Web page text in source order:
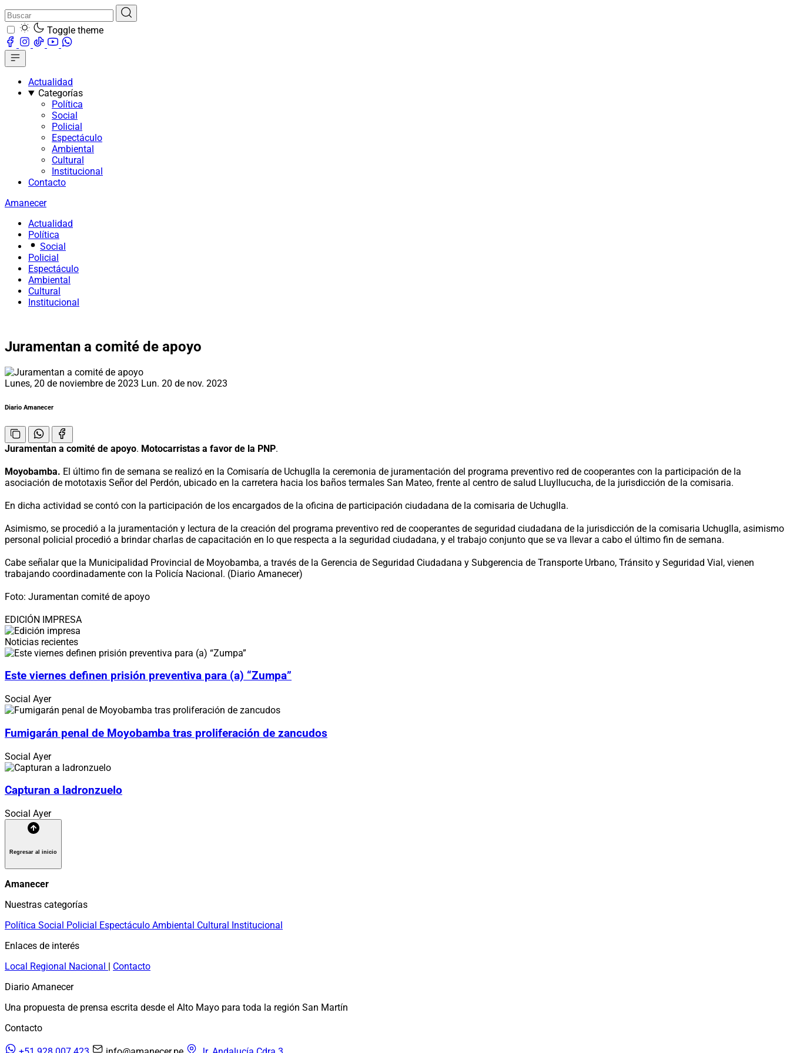
Toggle theme
Actualidad
Categorías
Política
Social
Policial
Espectáculo
Ambiental
Cultural
Institucional
Contacto
Amanecer
Actualidad
Política
Social
Policial
Espectáculo
Ambiental
Cultural
Institucional
Juramentan a comité de apoyo
Lunes, 20 de noviembre de 2023 Lun. 20 de nov. 2023
Diario Amanecer
Juramentan a comité de apoyo. Motocarristas a favor de la PNP.
Moyobamba. El último fin de semana se realizó en la Comisaría de Uchuglla la ceremonia de juramentación del programa preventivo red de cooperantes con la participación de la
asociación de mototaxis Señor del Perdón, ubicado en la carretera hacia los baños termales San Mateo, frente al centro de salud Lluyllucucha, de la jurisdicción de la comisaria.
En dicha actividad se contó con la participación de los encargados de la oficina de participación ciudadana de la comisaria de Uchuglla.
Asimismo, se procedió a la juramentación y lectura de la creación del programa preventivo red de cooperantes de seguridad ciudadana de la jurisdicción de la comisaria Uchuglla, asimismo
personal policial procedió a brindar charlas de capacitación en lo que respecta a la seguridad ciudadana, y el trabajo conjunto que se va llevar a cabo el último fin de semana.
Cabe señalar que la Municipalidad Provincial de Moyobamba, a través de la Gerencia de Seguridad Ciudadana y Subgerencia de Transporte Urbano, Tránsito y Seguridad Vial, vienen
trabajando coordinadamente con la Policía Nacional. (Diario Amanecer)
Foto: Juramentan comité de apoyo
EDICIÓN IMPRESA
Noticias recientes
Este viernes definen prisión preventiva para (a) “Zumpa”
Social Ayer
Fumigarán penal de Moyobamba tras proliferación de zancudos
Social Ayer
Capturan a ladronzuelo
Social Ayer
Regresar al inicio
Amanecer
Nuestras categorías
Política Social Policial Espectáculo Ambiental Cultural Institucional
Enlaces de interés
Local Regional Nacional | Contacto
Diario Amanecer
Una propuesta de prensa escrita desde el Alto Mayo para toda la región San Martín
Contacto